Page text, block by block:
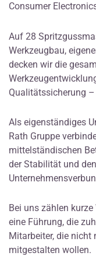
Consumer
Auf 28
Werkzeugbau,
decken wir die
Qualitätssicherung
Als eigenständiges
Rath Gruppe
mittelständischen
der Stabilität und
Bei uns zählen
eine Führung, die
Mitarbeiter, die nicht
mitgestalten wollen.